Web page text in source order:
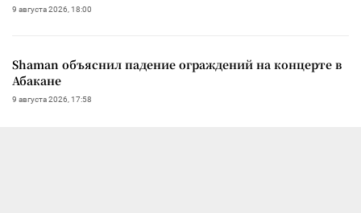
9 августа 2026, 18:00
Shaman объяснил падение ограждений на концерте в
Абакане
9 августа 2026, 17:58